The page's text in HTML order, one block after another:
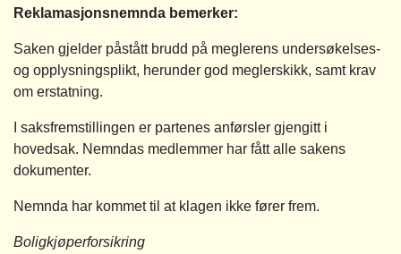
Reklamasjonsnemnda bemerker:
Saken gjelder påstått brudd på meglerens undersøkelses-
og opplysningsplikt, herunder god meglerskikk, samt krav
om erstatning.
I saksfremstillingen er partenes anførsler gjengitt i
hovedsak. Nemndas medlemmer har fått alle sakens
dokumenter.
Nemnda har kommet til at klagen ikke fører frem.
Boligkjøperforsikring